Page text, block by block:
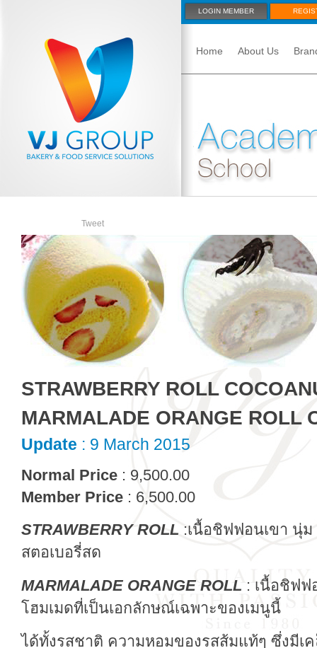
LOGIN MEMBER
Home About Us
Tweet
STRAWBERRY ROLL
MARMALADE ORANGE ROLL
Update : 9 March 2015
Normal Price : 9,500.00
Member Price : 6,500.00
STRAWBERRY ROLL :เนื้อชิฟฟอนเขา นุ่
สตอเบอรี่สด
MARMALADE ORANGE ROLL : เนื้อชิฟ
โฮมเมดที่เป็นเอกลักษณ์เฉพาะของเมนูนี้
ได้ทั้งรสชาติ ความหอมของรสส้มแท้ๆ ซึ่งมีเ